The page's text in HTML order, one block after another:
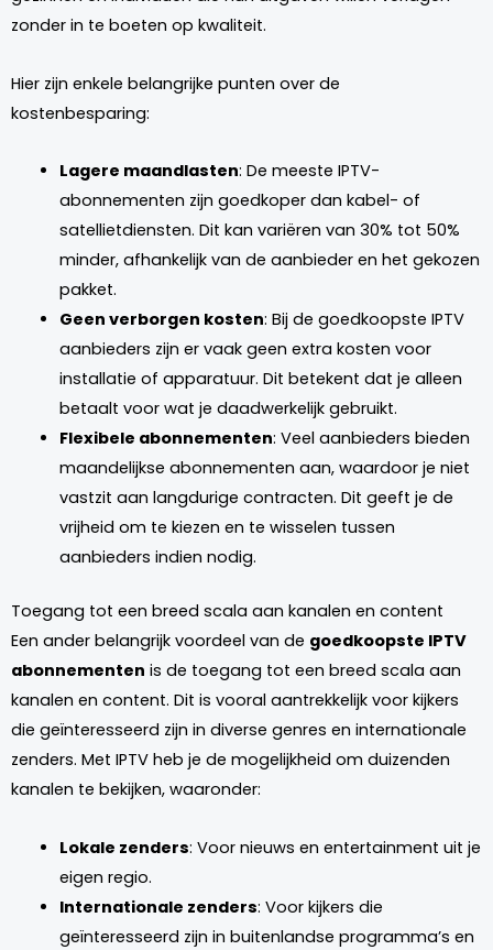
zonder in te boeten op kwaliteit.
Hier zijn enkele belangrijke punten over de
kostenbesparing:
Lagere maandlasten: De meeste IPTV-
abonnementen zijn goedkoper dan kabel- of
satellietdiensten. Dit kan variëren van 30% tot 50%
minder, afhankelijk van de aanbieder en het gekozen
pakket.
Geen verborgen kosten: Bij de goedkoopste IPTV
aanbieders zijn er vaak geen extra kosten voor
installatie of apparatuur. Dit betekent dat je alleen
betaalt voor wat je daadwerkelijk gebruikt.
Flexibele abonnementen: Veel aanbieders bieden
maandelijkse abonnementen aan, waardoor je niet
vastzit aan langdurige contracten. Dit geeft je de
vrijheid om te kiezen en te wisselen tussen
aanbieders indien nodig.
Toegang tot een breed scala aan kanalen en content
Een ander belangrijk voordeel van de goedkoopste IPTV
abonnementen is de toegang tot een breed scala aan
kanalen en content. Dit is vooral aantrekkelijk voor kijkers
die geïnteresseerd zijn in diverse genres en internationale
zenders. Met IPTV heb je de mogelijkheid om duizenden
kanalen te bekijken, waaronder:
Lokale zenders: Voor nieuws en entertainment uit je
eigen regio.
Internationale zenders: Voor kijkers die
geïnteresseerd zijn in buitenlandse programma’s en